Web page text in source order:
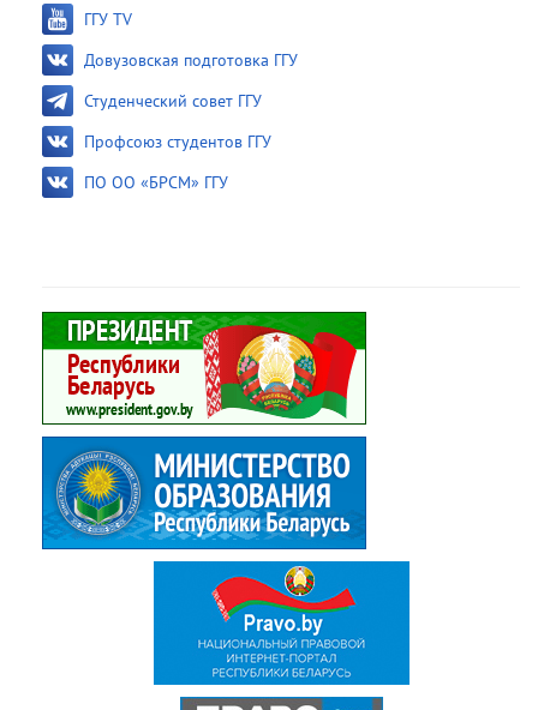
ГГУ TV
Довузовская подготовка ГГУ
Студенческий совет ГГУ
Профсоюз студентов ГГУ
ПО ОО «БРСМ» ГГУ